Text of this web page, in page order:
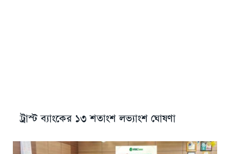
ট্রাস্ট ব্যাংকের ১৩ শতাংশ লভ্যাংশ ঘোষণা